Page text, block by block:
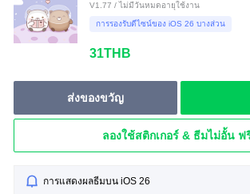
V1.77 / ไม่มีวันหมดอายุใช้งาน
การรองรับดีไซน์ของ iOS 26 บางส่วน
31THB
ส่งของขวัญ
ลองใช้สติกเกอร์ & ธีมไม่อั้น ฟ
การแสดงผลธีมบน iOS 26